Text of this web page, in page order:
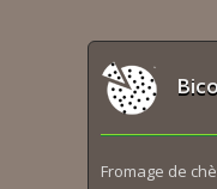
Fromage de